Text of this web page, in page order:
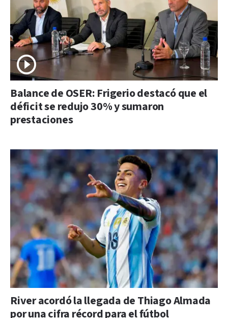
Balance de OSER: Frigerio destacó que el
déficit se redujo 30% y sumaron
prestaciones
River acordó la llegada de Thiago Almada
por una cifra récord para el fútbol